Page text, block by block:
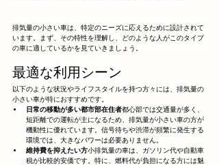
排気量の小さい車は、特定のニーズに応えるために設計されて
います。まず、その特性を理解し、どのような人がこのタイプ
の車に適しているかを見ていきましょう。
最適な利用シーン
以下のような状況やライフスタイルを持つ方々には、排気量の
小さい車が特におすすめです。
日常の移動が多い都市部在住者都心部では交通量が多く、
短距離での運転が主になるため、排気量が小さい車の方が
機動性に優れています。信号待ちや渋滞が頻繁に発生する
環境では、大きなパワーは必要ありません。
維持費を抑えたい方小排気量の車は、ガソリン代や自動車
税が比較的安価です。特に、燃料代が負担になる方には魅